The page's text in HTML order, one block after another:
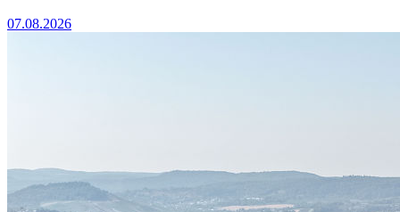
07.08.2026